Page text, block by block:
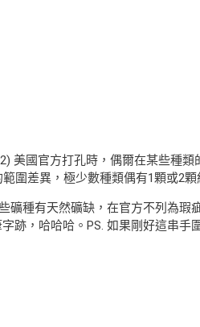
美國官方打孔時，偶爾在某些種
圍差異，極少數種類偶有1顆或2
種有天然礦缺，在官方不列為
跡，哈哈哈。PS. 如果剛好這串